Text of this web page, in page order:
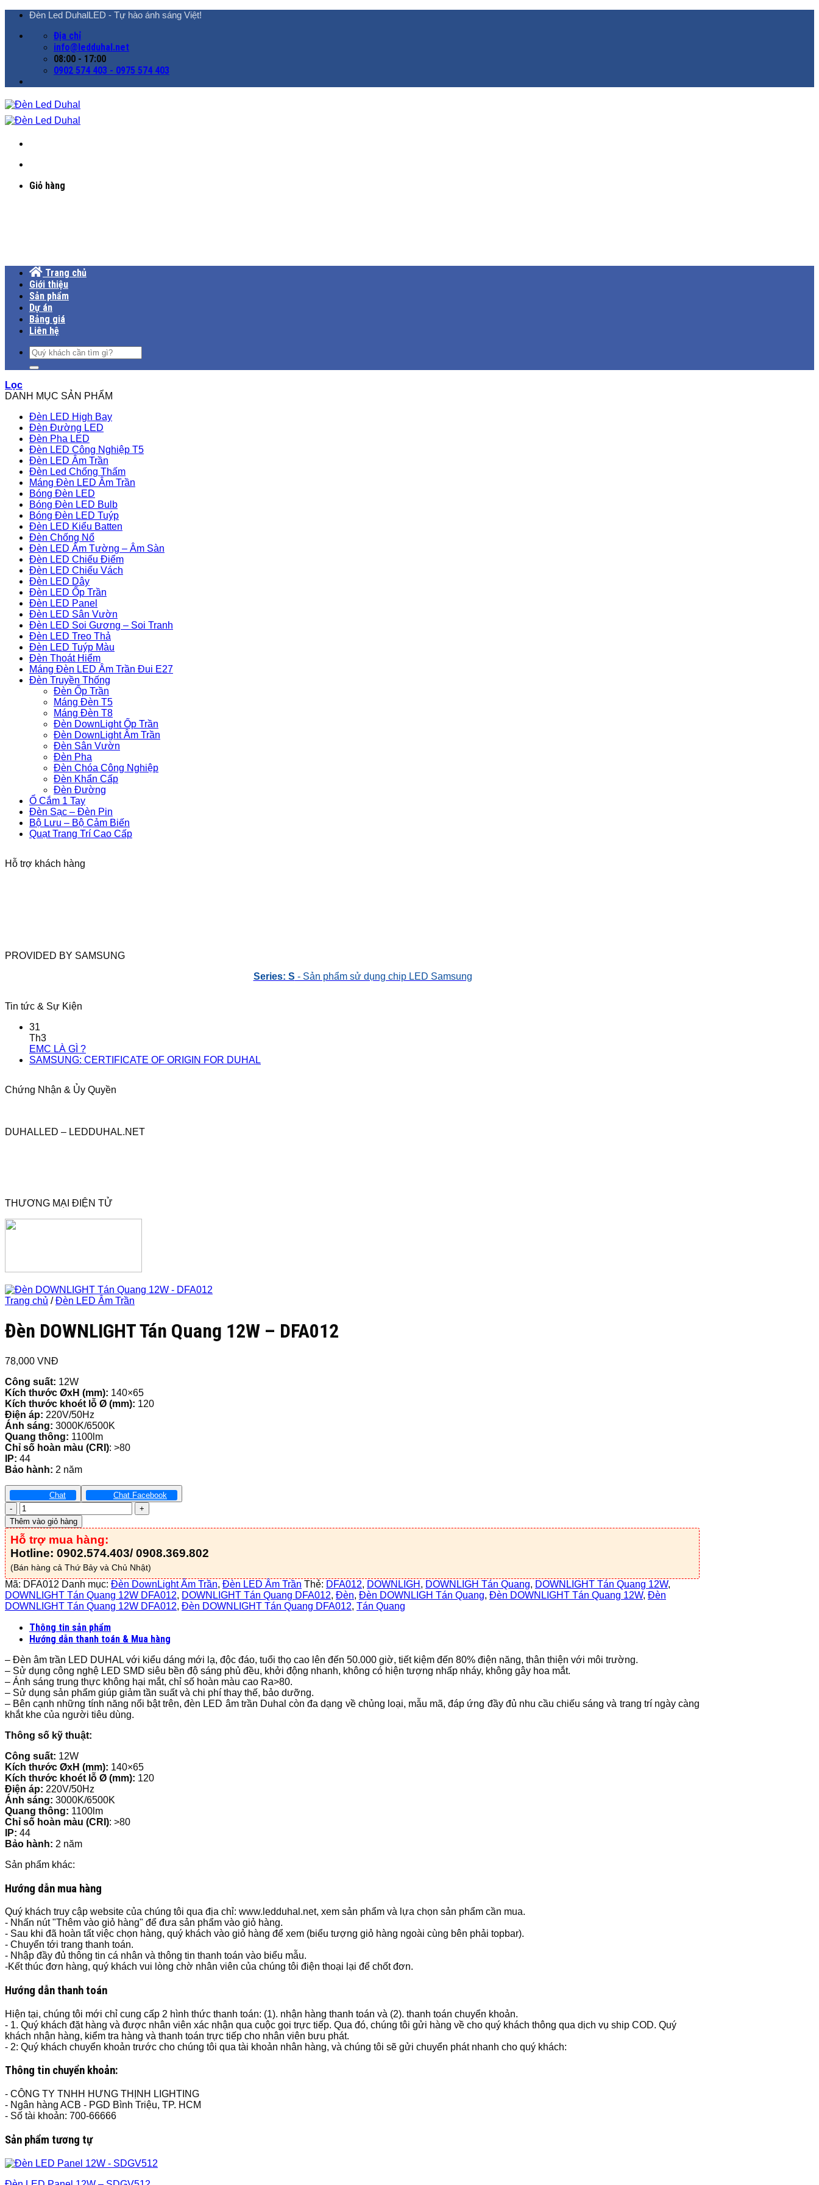
ChuyểnĐèn Led DuhalLED - Tự hào ánh sáng Việt!
Địa chỉ
info@ledduhal.net
08:00 - 17:00
0902 574 403 - 0975 574 403
Giỏ hàng
Trang chủ
Giới thiệu
Sản phẩm
Dự án
Bảng giá
Liên hệ
Tìm
kiếm:
Lọc
DANH MỤC SẢN PHẨM
Đèn LED High Bay
Đèn Đường LED
Đèn Pha LED
Đèn LED Công Nghiệp T5
Đèn LED Âm Trần
Đèn Led Chống Thấm
Máng Đèn LED Âm Trần
Bóng Đèn LED
Bóng Đèn LED Bulb
Bóng Đèn LED Tuýp
Đèn LED Kiểu Batten
Đèn Chống Nổ
Đèn LED Âm Tường – Âm Sàn
Đèn LED Chiếu Điểm
Đèn LED Chiếu Vách
Đèn LED Dây
Đèn LED Ốp Trần
Đèn LED Panel
Đèn LED Sân Vườn
Đèn LED Soi Gương – Soi Tranh
Đèn LED Treo Thả
Đèn LED Tuýp Màu
Đèn Thoát Hiểm
Máng Đèn LED Âm Trần Đui E27
Đèn Truyền Thống
Đèn Ốp Trần
Máng Đèn T5
Máng Đèn T8
Đèn DownLight Ốp Trần
Đèn DownLight Âm Trần
Đèn Sân Vườn
Đèn Pha
Đèn Chóa Công Nghiệp
Đèn Khẩn Cấp
Đèn Đường
Ổ Cắm 1 Tay
Đèn Sạc – Đèn Pin
Bộ Lưu – Bộ Cảm Biến
Quạt Trang Trí Cao Cấp
Hỗ trợ khách hàng
PROVIDED BY SAMSUNG
Series: S - Sản phẩm sử dụng chip LED Samsung
Tin tức & Sự Kiện
31
Th3
EMC LÀ GÌ ?
SAMSUNG: CERTIFICATE OF ORIGIN FOR DUHAL
Chứng Nhận & Ủy Quyền
DUHALLED – LEDDUHAL.NET
THƯƠNG MẠI ĐIỆN TỬ
Trang chủ / Đèn LED Âm Trần
Đèn DOWNLIGHT Tán Quang 12W – DFA012
78,000 VNĐ
Công suất: 12W
Kích thước ØxH (mm): 140×65
Kích thước khoét lỗ Ø (mm): 120
Điện áp: 220V/50Hz
Ánh sáng: 3000K/6500K
Quang thông: 1100lm
Chỉ số hoàn màu (CRI): >80
IP: 44
Bảo hành: 2 năm
Chat Chat Facebook
Đèn
DOWNLIGHT
Tán
Quang
12W
DFA012
số
lượng
Thêm vào giỏ hàng
Hỗ trợ mua hàng:
Hotline: 0902.574.403/ 0908.369.802
(Bán hàng cả Thứ Bảy và Chủ Nhật)
Mã: DFA012 Danh mục: Đèn DownLight Âm Trần, Đèn LED Âm Trần Thẻ: DFA012, DOWNLIGH , DOWNLIGH Tán Quang, DOWNLIGHT Tán Quang 12W,
DOWNLIGHT Tán Quang 12W DFA012, DOWNLIGHT Tán Quang DFA012, Đèn, Đèn DOWNLIGH Tán Quang, Đèn DOWNLIGHT Tán Quang 12W, Đèn
DOWNLIGHT Tán Quang 12W DFA012, Đèn DOWNLIGHT Tán Quang DFA012, Tán Quang
Thông tin sản phẩm
Hướng dẫn thanh toán & Mua hàng
– Đèn âm trần LED DUHAL với kiểu dáng mới lạ, độc đáo, tuổi thọ cao lên đến 50.000 giờ, tiết kiệm đến 80% điện năng, thân thiện với môi trường.
– Sử dụng công nghệ LED SMD siêu bền độ sáng phủ đều, khởi động nhanh, không có hiện tượng nhấp nháy, không gây hoa mắt.
– Ánh sáng trung thực không hại mắt, chỉ số hoàn màu cao Ra>80.
– Sử dụng sản phẩm giúp giảm tần suất và chi phí thay thế, bảo dưỡng.
– Bên cạnh những tính năng nổi bật trên, đèn LED âm trần Duhal còn đa dạng về chủng loại, mẫu mã, đáp ứng đầy đủ nhu cầu chiếu sáng và trang trí ngày càng
khắt khe của người tiêu dùng.
Thông số kỹ thuật:
Công suất: 12W
Kích thước ØxH (mm): 140×65
Kích thước khoét lỗ Ø (mm): 120
Điện áp: 220V/50Hz
Ánh sáng: 3000K/6500K
Quang thông: 1100lm
Chỉ số hoàn màu (CRI): >80
IP: 44
Bảo hành: 2 năm
Sản phẩm khác:
Hướng dẫn mua hàng
Quý khách truy cập website của chúng tôi qua địa chỉ: www.ledduhal.net, xem sản phẩm và lựa chọn sản phẩm cần mua.
- Nhấn nút "Thêm vào giỏ hàng" để đưa sản phẩm vào giỏ hàng.
- Sau khi đã hoàn tất việc chọn hàng, quý khách vào giỏ hàng để xem (biểu tượng giỏ hàng ngoài cùng bên phải topbar).
- Chuyển tới trang thanh toán.
- Nhập đầy đủ thông tin cá nhân và thông tin thanh toán vào biểu mẫu.
-Kết thúc đơn hàng, quý khách vui lòng chờ nhân viên của chúng tôi điện thoại lại để chốt đơn.
Hướng dẫn thanh toán
Hiện tại, chúng tôi mới chỉ cung cấp 2 hình thức thanh toán: (1). nhận hàng thanh toán và (2). thanh toán chuyển khoản.
- 1. Quý khách đặt hàng và được nhân viên xác nhận qua cuộc gọi trực tiếp. Qua đó, chúng tôi gửi hàng về cho quý khách thông qua dịch vụ ship COD. Quý
khách nhận hàng, kiểm tra hàng và thanh toán trực tiếp cho nhân viên bưu phát.
- 2: Quý khách chuyển khoản trước cho chúng tôi qua tài khoản nhân hàng, và chúng tôi sẽ gửi chuyển phát nhanh cho quý khách:
Thông tin chuyển khoản:
- CÔNG TY TNHH HƯNG THỊNH LIGHTING
- Ngân hàng ACB - PGD Bình Triệu, TP. HCM
- Số tài khoản: 700-66666
Sản phẩm tương tự